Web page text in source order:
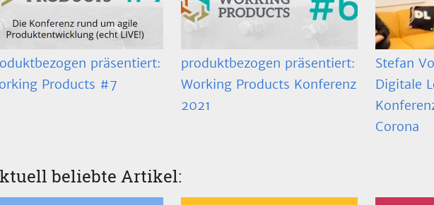
präsentiert:
Products #7
produktbezogen präsentiert:
Working Products Konferenz
2021
Stefan
Digitale
Corona
beliebte Artikel: